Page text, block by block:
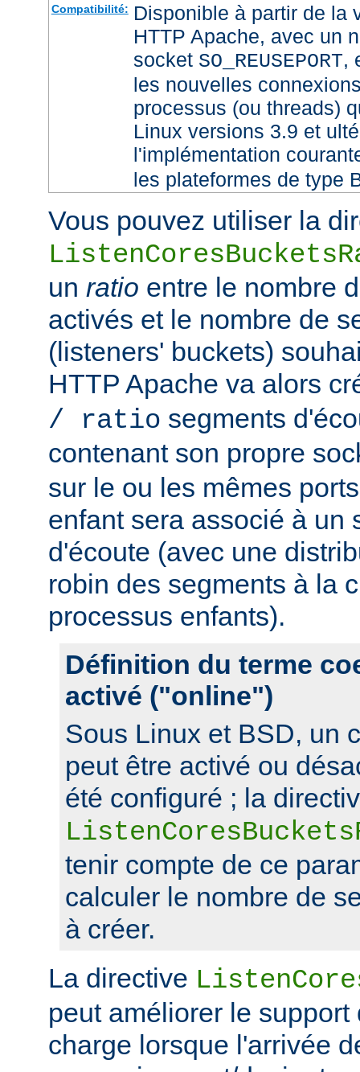
Compatibilité: Disponible à partir de la
HTTP Apache, avec un
socket SO_REUSEPORT,
les nouvelles
processus (ou threads)
Linux versions 3.9 et
l'implémentation
les plateformes de type
Vous pouvez utiliser la
un ratio entre le nombre
activés et le nombre de
(listeners' buckets)
HTTP Apache va alors
/ ratio segments
contenant son propre
sur le ou les mêmes
enfant sera associé à un
d'écoute (avec une
robin des segments à la
processus enfants).
Définition du terme
activé ("online")
Sous Linux et BSD, un
peut être activé ou
été configuré ; la
tenir compte de ce
calculer le nombre de
à créer.
La directive
peut améliorer le
charge lorsque l'arrivée